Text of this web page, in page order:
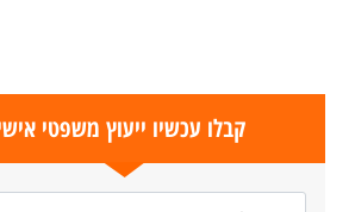
קבלו עכשיו ייעוץ משפטי